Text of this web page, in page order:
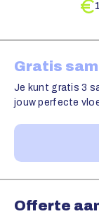
Gratis
Je kunt gratis 3
jouw perfecte
Offerte